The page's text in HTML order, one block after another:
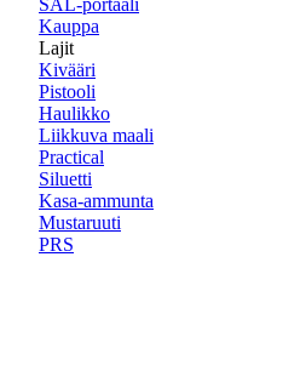
SAL-portaali
Kauppa
Lajit
Kivääri
Pistooli
Haulikko
Liikkuva maali
Practical
Siluetti
Kasa-ammunta
Mustaruuti
PRS